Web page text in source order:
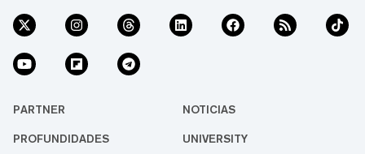
PARTNER NOTICIAS
PROFUNDIDADES UNIVERSITY